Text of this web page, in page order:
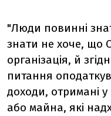
"Люди повинні
знати не хоче, що
організація, й
питання
доходи, отримані у
або майна, які